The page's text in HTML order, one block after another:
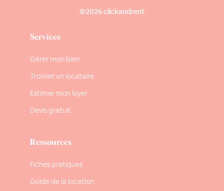
©2026 clickandrent
Services
Gérer mon bien
Trouver un locataire
Estimer mon loyer
Devis gratuit
Ressources
Fiches pratiques
Guide de la location